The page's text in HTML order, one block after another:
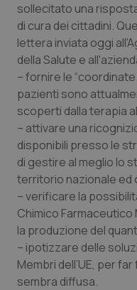
Puglia
Sardegna
Sicilia
Toscana
Umbria
Valle D’Aosta
Veneto
Malattie rare
Malattia di
Neuroscienze
Obesità
Oftalmologia
Oncologia &
sollecitato una
di cura dei cittadini.
lettera inviata oggi
della Salute e
– fornire le
pazienti sono
scoperti dalla terapia
– attivare una
disponibili presso le
di gestire al meglio lo
territorio nazionale ed
– verificare la
Chimico
la produzione del
– ipotizzare delle
Membri dell’UE, per
sembra diffusa.